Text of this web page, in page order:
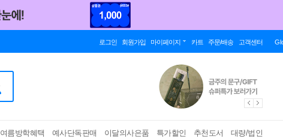
로그인 회원가입 마이페이지 카트 주문/배송 고객센터
여름방학혜택 예사단독판매 이달의사은품 특가할인 추천도서 대량/법인